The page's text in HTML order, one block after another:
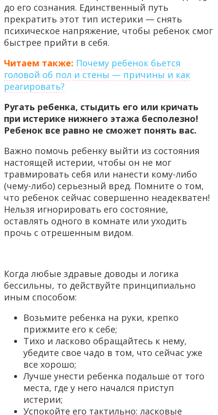
до его сознания. Единственный путь
прекратить этот тип истерики — снять
психическое напряжение, чтобы ребенок смог
быстрее прийти в себя.
Читаем также: Почему ребенок бьется
головой об пол и стены — причины и как
реагировать?
Ругать ребенка, стыдить его или кричать
при истерике нижнего этажа бесполезно!
Ребенок все равно не сможет понять вас.
Важно помочь ребенку выйти из состояния
настоящей истерии, чтобы он не мог
травмировать себя или нанести кому-либо
(чему-либо) серьезный вред. Помните о том,
что ребенок сейчас совершенно неадекватен!
Нельзя игнорировать его состояние,
оставлять одного в комнате или уходить
прочь с отрешенным видом.
Когда любые здравые доводы и логика
бессильны, то действуйте принципиально
иным способом:
Возьмите ребенка на руки, крепко
прижмите его к себе;
Тихо и ласково обращайтесь к нему,
убедите свое чадо в том, что сейчас уже
все хорошо;
Лучше унести ребенка подальше от того
места, где у него начался приступ
истерии;
Успокойте его тактильно: ласковые